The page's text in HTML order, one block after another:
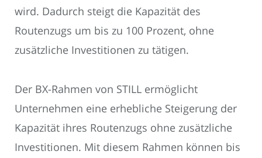
wird. Dadurch steigt die Kapazität des
Routenzugs um bis zu 100 Prozent, ohne
zusätzliche Investitionen zu tätigen.
Der BX-Rahmen von STILL ermöglicht
Unternehmen eine erhebliche Steigerung der
Kapazität ihres Routenzugs ohne zusätzliche
Investitionen. Mit diesem Rahmen können bis